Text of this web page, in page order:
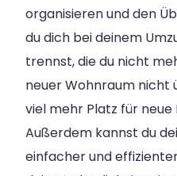
organisieren und den
du dich bei deinem
trennst, die du nicht
neuer Wohnraum nicht
viel mehr Platz für neue
Außerdem kannst du
einfacher und